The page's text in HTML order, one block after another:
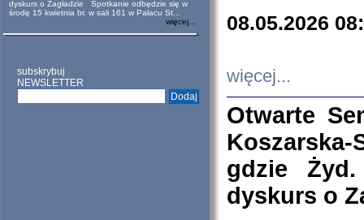
dyskurs o Zagładzie Spotkanie odbędzie się w
środę 15 kwietnia br. w sali 161 w Pałacu St...
więcej...
subskrybuj
NEWSLETTER
08.05.2026
więcej...
Otwarte
Koszarska-
gdzie
dyskurs o